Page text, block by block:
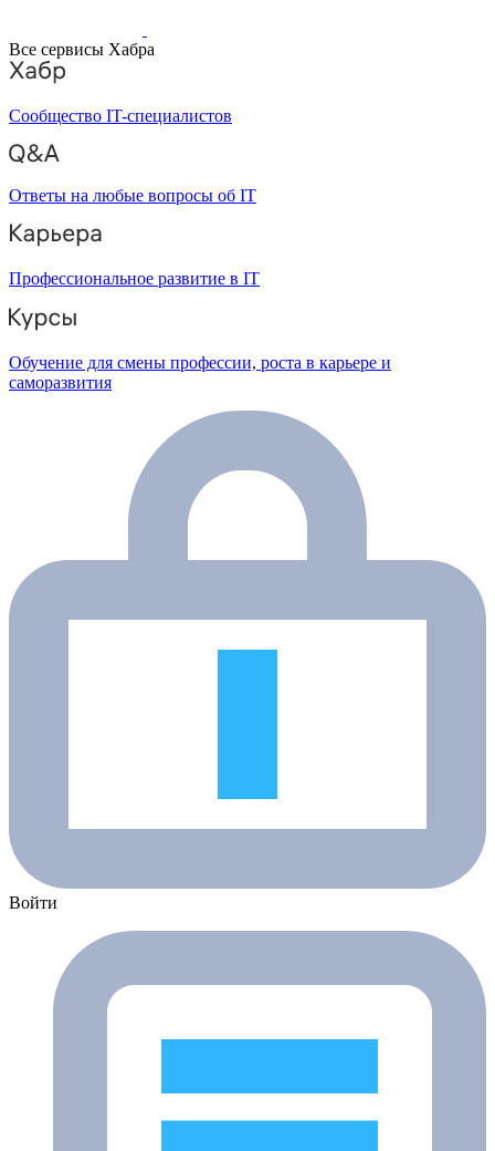
Все сервисы Хабра
Сообщество IT-специалистов
Ответы на любые вопросы об IT
Профессиональное развитие в IT
Обучение для смены профессии, роста в карьере и
саморазвития
Войти